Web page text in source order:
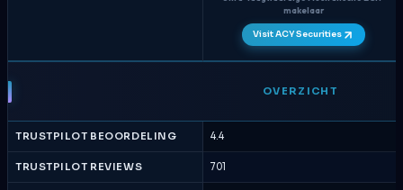
Securities
vs
AvaTrade
Brokervergelijking
makelaar
Visit ACY Securities
OVERZICHT
TRUSTPILOT BEOORDELING 4.4
TRUSTPILOT REVIEWS 701